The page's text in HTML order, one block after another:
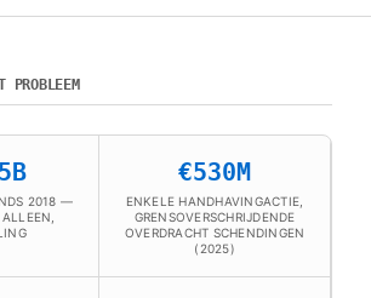
PROBLEEM
2018 —
€530M
ENKELE HANDHAVINGACTIE,
GRENSOVERSCHRIJDENDE
OVERDRACHT SCHENDINGEN
(2025)